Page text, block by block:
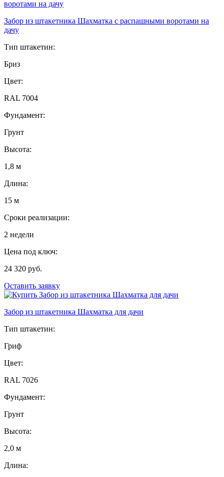
Забор из штакетника Шахматка с распашными воротами на
дачу
Тип штакетин:
Бриз
Цвет:
RAL 7004
Фундамент:
Грунт
Высота:
1,8 м
Длина:
15 м
Сроки реализации:
2 недели
Цена под ключ:
24 320 руб.
Оставить заявку
Забор из штакетника Шахматка для дачи
Тип штакетин:
Гриф
Цвет:
RAL 7026
Фундамент:
Грунт
Высота:
2,0 м
Длина: